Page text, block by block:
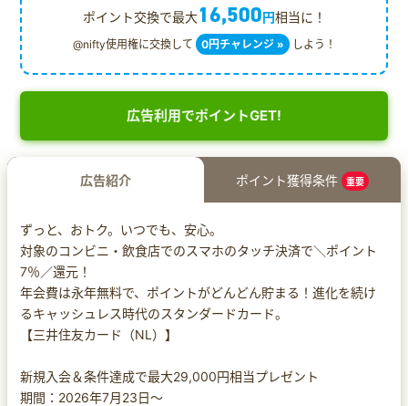
ポイント交換で最大16,500円相当に！
@nifty使用権に交換して 0円チャレンジ » しよう！
広告利用でポイントGET!
広告紹介 ポイント獲得条件 重要
ずっと、おトク。いつでも、安心。
対象のコンビニ・飲食店でのスマホのタッチ決済で＼ポイント
7％／還元！
年会費は永年無料で、ポイントがどんどん貯まる！進化を続け
るキャッシュレス時代のスタンダードカード。
【三井住友カード（NL）】
新規入会＆条件達成で最大29,000円相当プレゼント
期間：2026年7月23日～